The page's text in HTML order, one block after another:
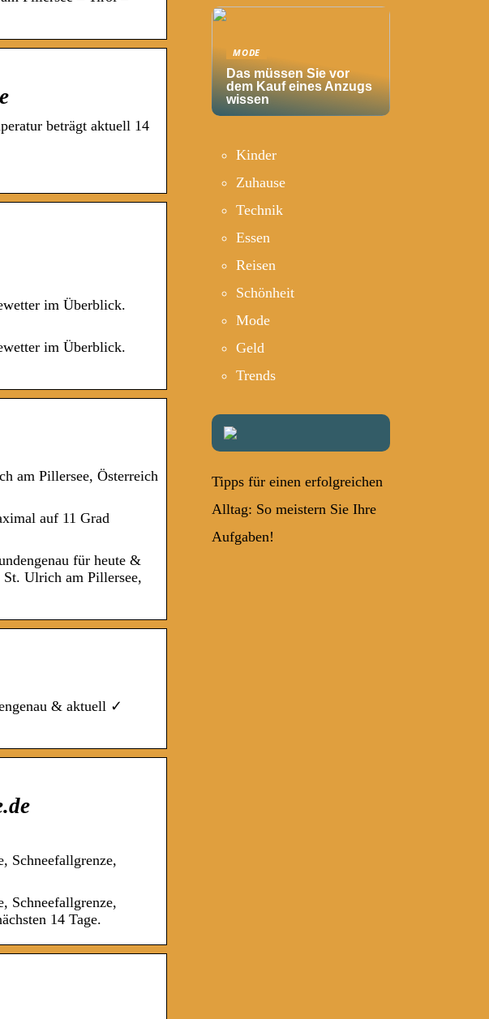
beträgt aktuell 14
im Überblick.
im Überblick.
am Pillersee, Österreich
auf 11 Grad
für heute &
St. Ulrich am Pillersee,
& aktuell ✓
Schneefallgrenze,
Schneefallgrenze,
14 Tage.
MODE
Das müssen Sie vor
dem Kauf eines Anzugs
wissen
Kinder
Zuhause
Technik
Essen
Reisen
Schönheit
Mode
Geld
Trends
Tipps für einen erfolgreichen
Alltag: So meistern Sie Ihre
Aufgaben!